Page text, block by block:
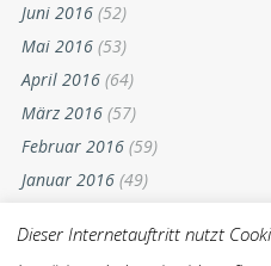
Juni 2016 (52)
Mai 2016 (53)
April 2016 (64)
März 2016 (57)
Februar 2016 (59)
Januar 2016 (49)
November 2015(55)
Dieser Internetauftritt nutzt